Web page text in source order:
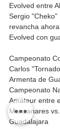
Evolved entre
Sergio "Cheko"
revancha
Evolved con
Campeonato
Carlos
Armenta de
Campeonato
Amateur entre
Manzanares
Guadalajara